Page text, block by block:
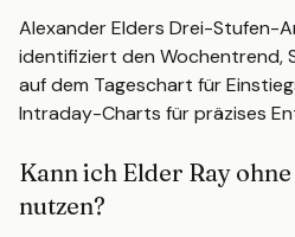
Alexander Elders Drei-Stufen-
identifiziert den Wochentrend,
auf dem Tageschart für
Intraday-Charts für präzises
Kann ich Elder Ray
nutzen?